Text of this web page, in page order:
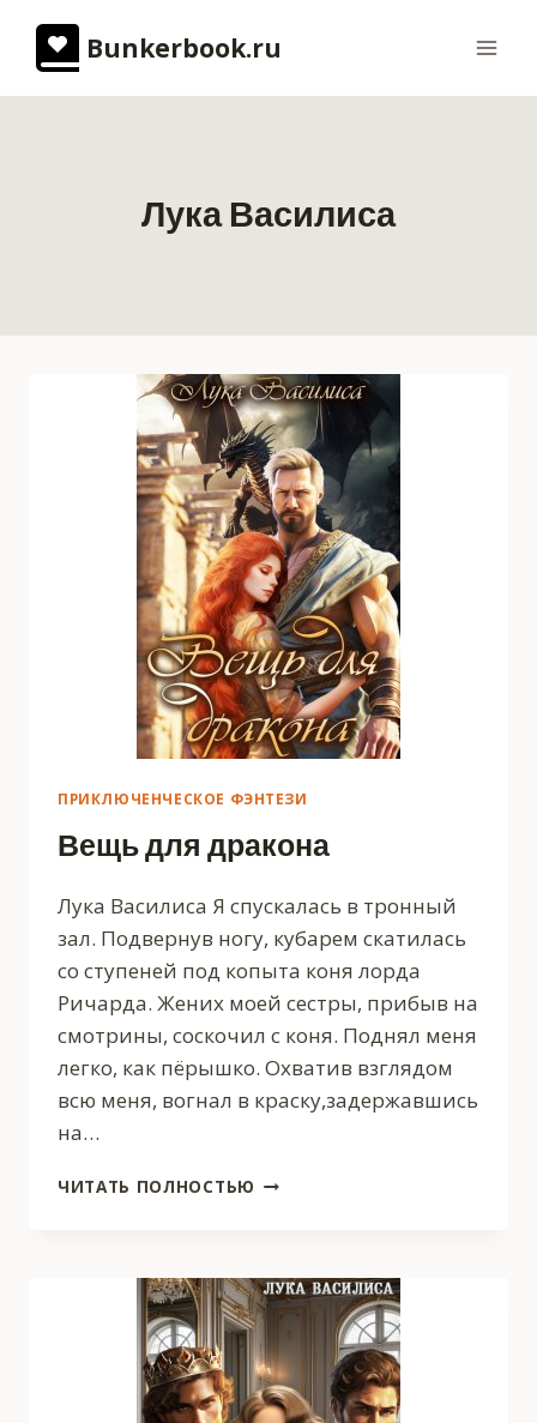
содержимому
Bunkerbook.ru
Лука Василиса
ПРИКЛЮЧЕНЧЕСКОЕ ФЭНТЕЗИ
Вещь для дракона
Лука Василиса Я спускалась в тронный
зал. Подвернув ногу, кубарем скатилась
со ступеней под копыта коня лорда
Ричарда. Жених моей сестры, прибыв на
смотрины, соскочил с коня. Поднял меня
легко, как пёрышко. Охватив взглядом
всю меня, вогнал в краску,задержавшись
на…
ЧИТАТЬ ПОЛНОСТЬЮ ВЕЩЬ